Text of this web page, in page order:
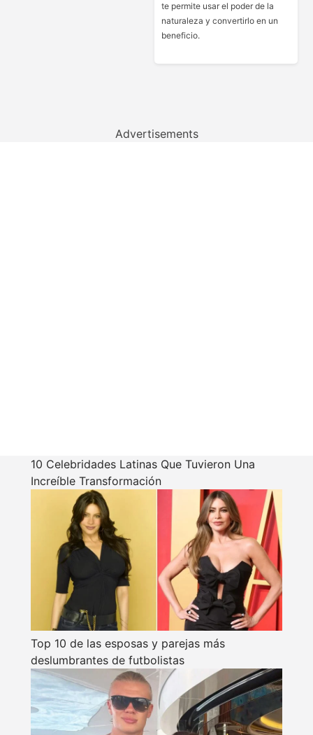
te permite usar el poder de la
naturaleza y convertirlo en un
beneficio.
Advertisements
10 Celebridades Latinas Que Tuvieron Una
Increíble Transformación
Top 10 de las esposas y parejas más
deslumbrantes de futbolistas